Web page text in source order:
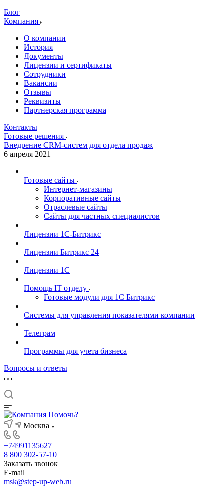
Блог
Компания
О компании
История
Документы
Лицензии и сертификаты
Сотрудники
Вакансии
Отзывы
Реквизиты
Партнерская программа
Контакты
Готовые решения
Внедрение CRM-систем для отдела продаж
6 апреля 2021
Готовые сайты
Интернет-магазины
Корпоративные сайты
Отраслевые сайты
Сайты для частных специалистов
Лицензии 1С-Битрикс
Лицензии Битрикс 24
Лицензии 1С
Помощь IT отделу
Готовые модули для 1С Битрикс
Системы для управления показателями компании
Телеграм
Программы для учета бизнеса
Вопросы и ответы
Москва
+74991135627
8 800 302-57-10
Заказать звонок
E-mail
msk@step-up-web.ru